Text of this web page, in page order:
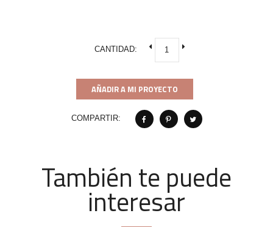
CANTIDAD:
AÑADIR A MI PROYECTO
COMPARTIR:
También te puede
interesar